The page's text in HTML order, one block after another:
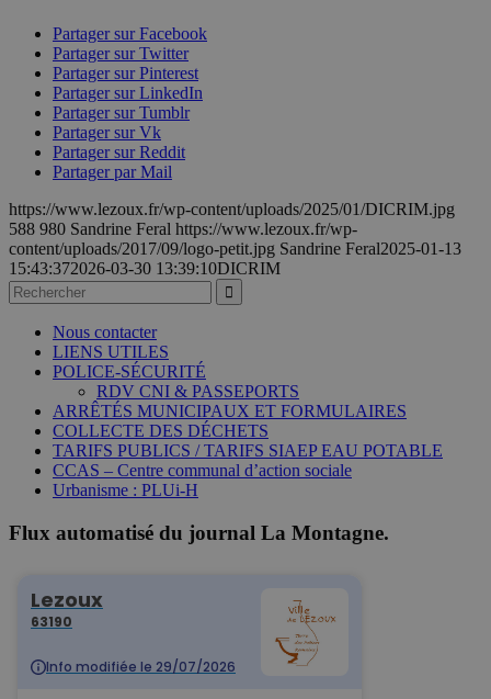
Partager sur Facebook
Partager sur Twitter
Partager sur Pinterest
Partager sur LinkedIn
Partager sur Tumblr
Partager sur Vk
Partager sur Reddit
Partager par Mail
https://www.lezoux.fr/wp-content/uploads/2025/01/DICRIM.jpg
588 980 Sandrine Feral https://www.lezoux.fr/wp-
content/uploads/2017/09/logo-petit.jpg Sandrine Feral2025-01-13
15:43:372026-03-30 13:39:10DICRIM
Nous contacter
LIENS UTILES
POLICE-SÉCURITÉ
RDV CNI & PASSEPORTS
ARRÊTÉS MUNICIPAUX ET FORMULAIRES
COLLECTE DES DÉCHETS
TARIFS PUBLICS / TARIFS SIAEP EAU POTABLE
CCAS – Centre communal d’action sociale
Urbanisme : PLUi-H
Flux automatisé du journal La Montagne.